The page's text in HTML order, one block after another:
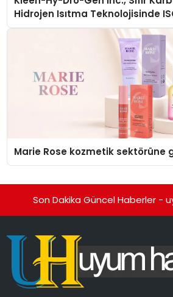
Hidrojen Isıtma Teknolojisinde
Düzenleyici Onaylarını Aldı
Marie Rose kozmetik sektörüne
Son Dakika Güncel Haberler -